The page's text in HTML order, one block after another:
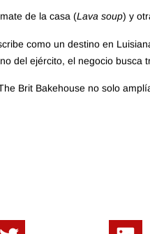
de la casa (Lava soup) y
como un destino en
del ejército, el negocio busca
Brit Bakehouse no solo